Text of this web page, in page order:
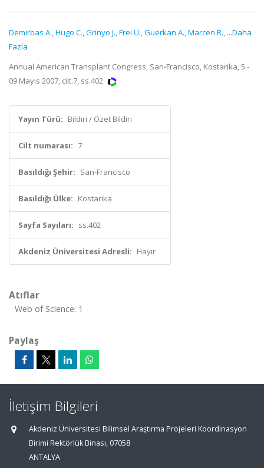
Demirbas A.,Hugo C.,Grinyo J.,Frei U.,Guerkan A.,Marcen R., ...Daha
Fazla
Annual American Transplant Congress, San-Francisco, Kostarika, 5 -
09 Mayıs 2007, cilt.7, ss.402
Yayın Türü: Bildiri / Özet Bildiri
Cilt numarası: 7
Basıldığı Şehir: San-Francisco
Basıldığı Ülke: Kostarika
Sayfa Sayıları: ss.402
Akdeniz Üniversitesi Adresli: Hayır
Atıflar
Web of Science: 1
Paylaş
İletişim Bilgileri
Akdeniz Üniversitesi Bilimsel Araştırma Projeleri Koordinasyon
Birimi Rektörlük Binası, 07058
ANTALYA